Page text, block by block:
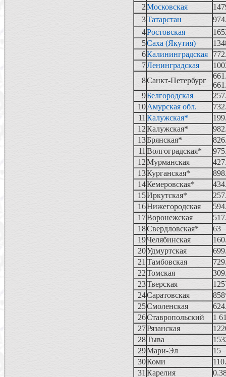
2Московская
3Татарстан
4Ростовская
5Саха (Якутия)
6Калининградская
7Ленинградская
8Санкт-Петербург
9Белгородская
10Амурская обл.
11 Калужская*
12Калужская*
13Брянская*
11 Волгоградская*
12Мурманская
13Курганская*
14Кемеровская*
15Иркутская*
16Нижегородская
17Воронежская
18Свердловская*
63
19Челябинская
20Удмуртская
21 Тамбовская
22Томская
23Тверская
24Саратовская
25Смоленская
26Ставропольский
1
27Рязанская
28Тыва
29Мари-Эл
15
30Коми
31 Карелия